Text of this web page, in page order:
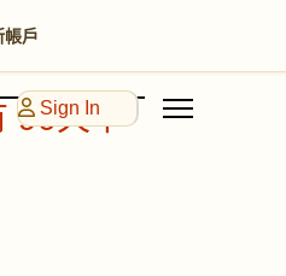
帳戶
Sign In
90天早